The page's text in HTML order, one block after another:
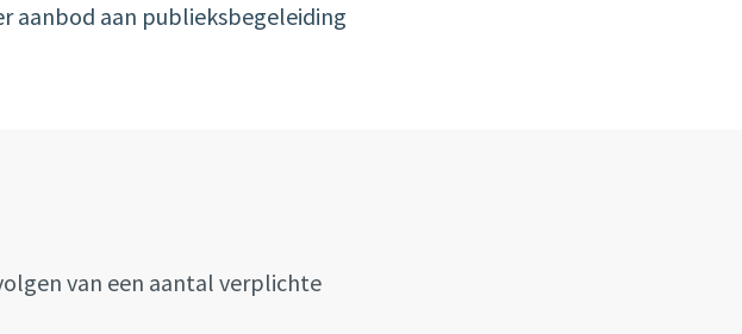
aanbod aan publieksbegeleiding
van een aantal verplichte